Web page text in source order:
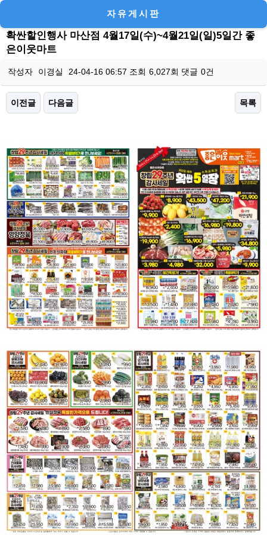
자유게시판
확싼할인행사 마산점 4월17일(수)~4월21일(일)5일간 좋
은이웃마트
작성자 이경실 24-04-16 06:57 조회 6,027회 댓글 0건
이전글 다음글 목록
본문